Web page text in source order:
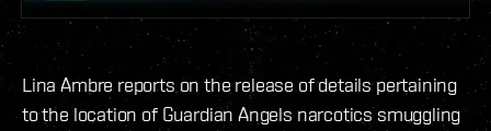
Lina Ambre reports on the release of details pertaining
to the location of Guardian Angels narcotics smuggling